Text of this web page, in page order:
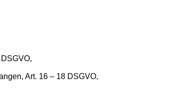
Art. 16 – 18 DSGVO,